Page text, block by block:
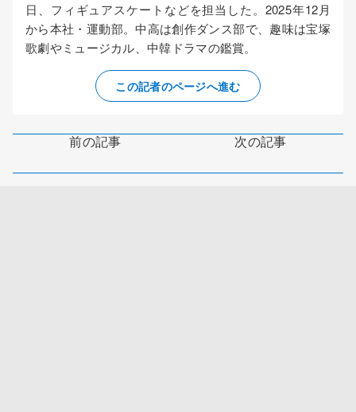
日、フィギュアスケートなどを担当した。2025年12月
から本社・運動部。中高は創作ダンス部で、趣味は宝塚
歌劇やミュージカル、中韓ドラマの鑑賞。
この記者のページへ進む
前の記事 次の記事